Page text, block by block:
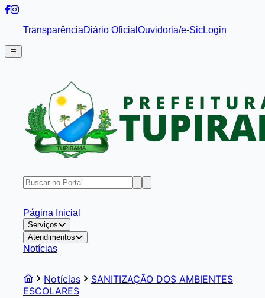
TransparênciaDiário Oficial Ouvidoria/e-SicLogin
Página Inicial
Serviços
Atendimentos
Notícias
Notícias
SANITIZAÇÃO DOS AMBIENTES
ESCOLARES